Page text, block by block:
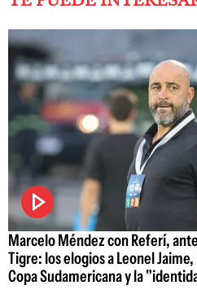
Marcelo Méndez con Referí,
Tigre: los elogios a Leonel
Copa Sudamericana y la